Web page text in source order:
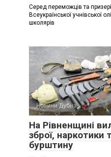
Серед переможців та
Всеукраїнської учнівської
школярів
Новини Дубна
На Рівненщині
зброї, наркотики
бурштину